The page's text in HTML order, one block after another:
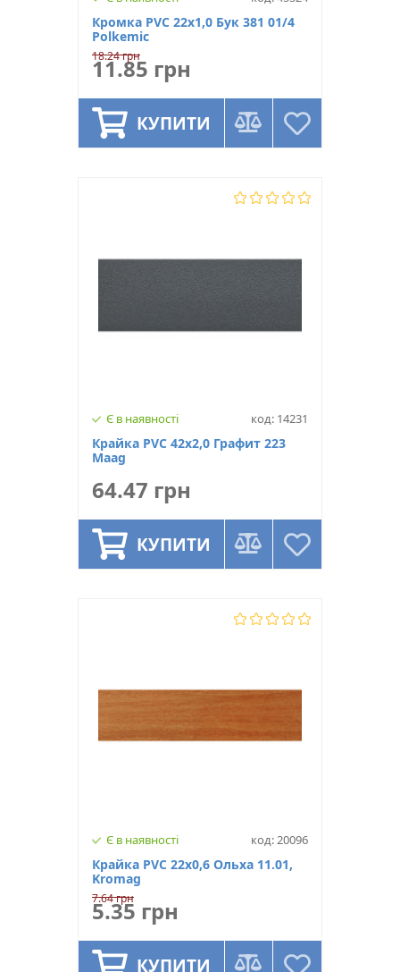
Кромка PVC 22х1,0 Бук 381 01/4
Polkemic
18.24 грн
11.85 грн
КУПИТИ
Є в наявності код: 14231
Крайка PVC 42х2,0 Графит 223
Maag
64.47 грн
КУПИТИ
Є в наявності код: 20096
Крайка PVC 22х0,6 Ольха 11.01,
Kromag
7.64 грн
5.35 грн
КУПИТИ